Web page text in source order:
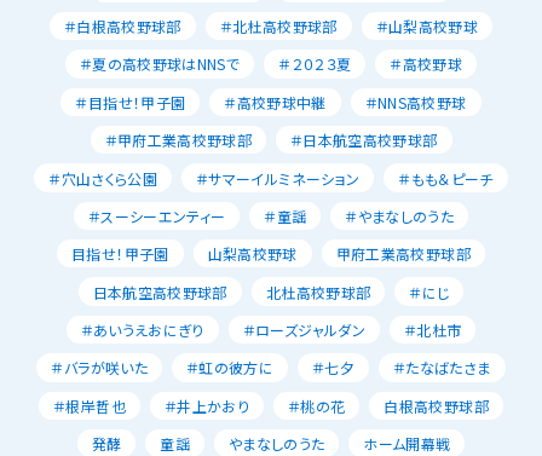
＃白根高校野球部
＃北杜高校野球部
＃山梨高校野球
＃夏の高校野球はNNSで
＃２０２３夏
＃高校野球
＃目指せ！甲子園
＃高校野球中継
＃NNS高校野球
＃甲府工業高校野球部
＃日本航空高校野球部
＃穴山さくら公園
＃サマーイルミネーション
＃もも＆ピーチ
＃スーシーエンティー
＃童謡
＃やまなしのうた
目指せ！甲子園
山梨高校野球
甲府工業高校野球部
日本航空高校野球部
北杜高校野球部
＃にじ
＃あいうえおにぎり
＃ローズジャルダン
＃北杜市
＃バラが咲いた
＃虹の彼方に ＃七夕
＃たなばたさま
＃根岸哲也
＃井上かおり ＃桃の花
白根高校野球部
発酵
童謡 やまなしのうた
ホーム開幕戦